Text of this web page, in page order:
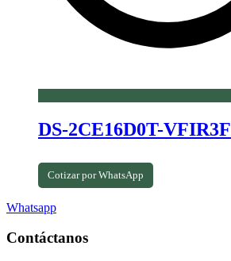
DS-2CE16D0T-VFIR3F
Cotizar por WhatsApp
Whatsapp
Contáctanos